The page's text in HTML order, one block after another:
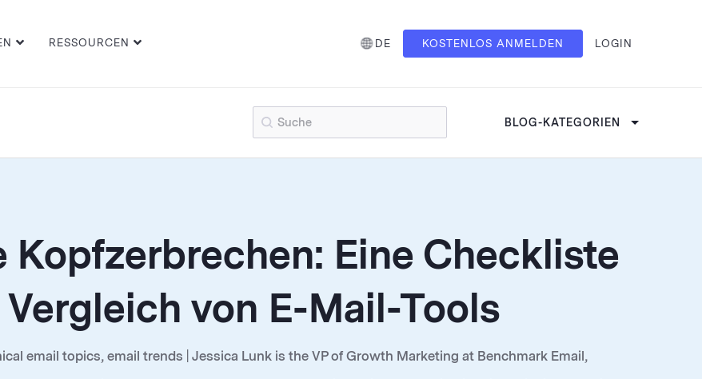
RESSOURCEN DE KOSTENLOS ANMELDEN LOGIN
BLOG-KATEGORIEN
Kopfzerbrechen: Eine Checkliste
von E-Mail-Tools
email topics, email trends | Jessica Lunk is the VP of Growth Marketing at Benchmark Email,